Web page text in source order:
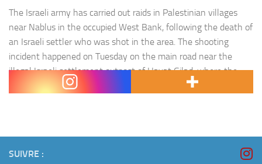
The Israeli army has carried out raids in Palestinian villages
near Nablus in the occupied West Bank, following the death of
an Israeli settler who was shot in the area. The shooting
incident happened on Tuesday on the main road near the
illegal Israeli settlement outpost of Havat Gilad, where the
35-year-old settler, a rabbi, resided.…
SUIVRE :